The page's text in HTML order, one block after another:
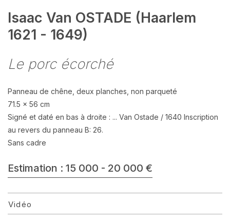
Isaac Van OSTADE (Haarlem
1621 - 1649)
Le porc écorché
Panneau de chêne, deux planches, non parqueté
71.5 x 56 cm
Signé et daté en bas à droite : ... Van Ostade / 1640 Inscription
au revers du panneau B: 26.
Sans cadre
Estimation : 15 000 - 20 000 €
Vidéo